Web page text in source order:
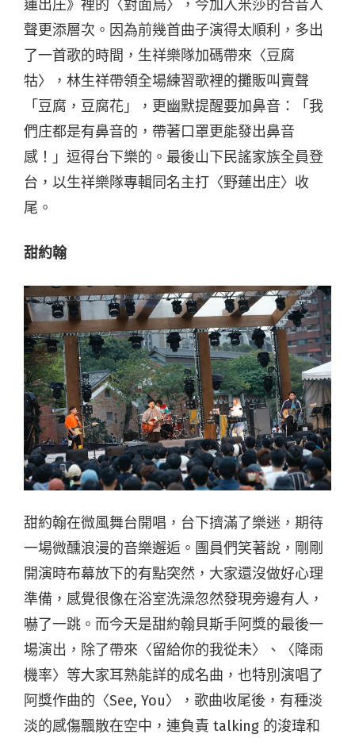
蓮出庄》裡的〈對面烏〉，今加入米莎的合音人
聲更添層次。因為前幾首曲子演得太順利，多出
了一首歌的時間，生祥樂隊加碼帶來〈豆腐
牯〉，林生祥帶領全場練習歌裡的攤販叫賣聲
「豆腐，豆腐花」，更幽默提醒要加鼻音：「我
們庄都是有鼻音的，帶著口罩更能發出鼻音
感！」逗得台下樂的。最後山下民謠家族全員登
台，以生祥樂隊專輯同名主打〈野蓮出庄〉收
尾。
甜約翰
甜約翰在微風舞台開唱，台下擠滿了樂迷，期待
一場微醺浪漫的音樂邂逅。團員們笑著說，剛剛
開演時布幕放下的有點突然，大家還沒做好心理
準備，感覺很像在浴室洗澡忽然發現旁邊有人，
嚇了一跳。而今天是甜約翰貝斯手阿獎的最後一
場演出，除了帶來〈留給你的我從未〉、〈降雨
機率〉等大家耳熟能詳的成名曲，也特別演唱了
阿獎作曲的〈See, You〉，歌曲收尾後，有種淡
淡的感傷飄散在空中，連負責 talking 的浚瑋和